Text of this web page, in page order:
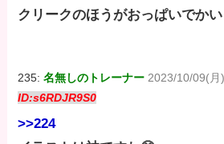
クリークのほうがおっぱいでかい
235:名無しのトレーナー 2023/10/09(
ID:s6RDJR9S0
>>224